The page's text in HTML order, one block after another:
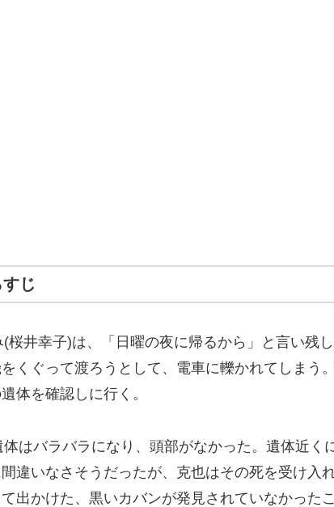
じ
桜井幸子)は、「日曜の夜に帰るから」と言い残
くぐって渡ろうとして、電車に轢かれてしまう
体を確認しに行く。
体はバラバラになり、頭部がなかった。遺体近く
違いなさそうだったが、克也はその死を受け入
出かけた、黒いカバンが発見されていなかった